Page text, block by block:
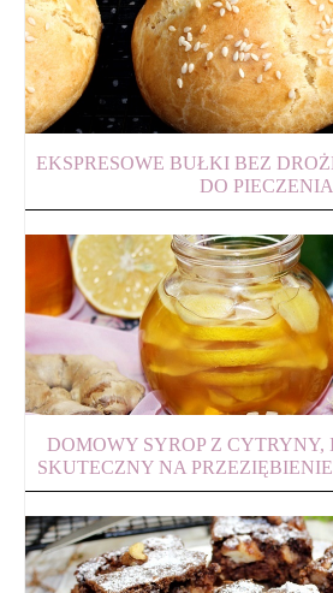
EKSPRESOWE BUŁKI BEZ
DO
DOMOWY SYROP Z
SKUTECZNY NA